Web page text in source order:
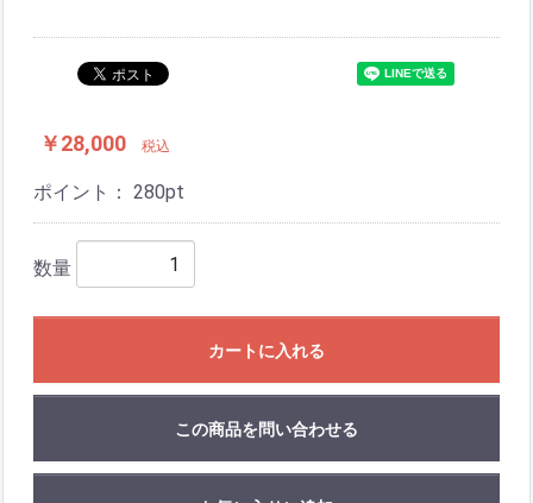
￥28,000 税込
ポイント： 280pt
数量
カートに入れる
この商品を問い合わせる